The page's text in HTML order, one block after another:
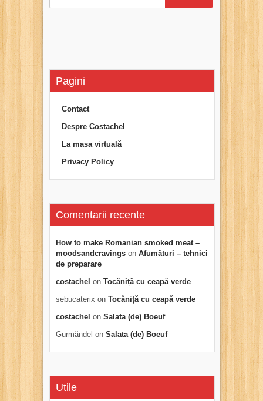
Pagini
Contact
Despre Costachel
La masa virtuală
Privacy Policy
Comentarii recente
How to make Romanian smoked meat –
moodsandcravings on Afumături – tehnici
de preparare
costachel on Tocăniță cu ceapă verde
sebucaterix on Tocăniță cu ceapă verde
costachel on Salata (de) Boeuf
Gurmăndel on Salata (de) Boeuf
Utile